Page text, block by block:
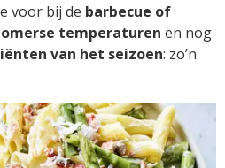
voor bij de barbecue of
temperaturen en nog
van het seizoen: zo’n
ARTIKEL